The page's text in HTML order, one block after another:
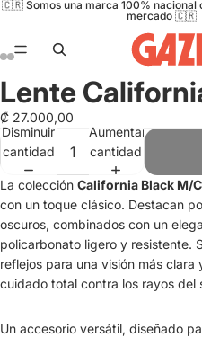
🇨🇷 Somos una marca 100% nacional
mercado 🇨🇷
Abrir
imagen
a
pantalla
completa
Abrir
imagen
a
pantalla
completa
Abrir
imagen
a
pantalla
completa
Abrir
imagen
a
pantalla
completa
Lente
₡ 27.000,00
Disminuir
cantidad
Aumentar
cantidad
La colección California Black M/C
con un toque clásico. Destacan
oscuros, combinados con un
policarbonato ligero y resistente.
reflejos para una visión más
cuidado total contra los rayos del
Un accesorio versátil, diseñado